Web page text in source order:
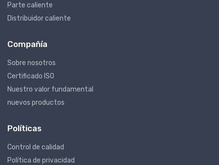
Parte caliente
Distribuidor caliente
Compañía
Sobre nosotros
Certificado ISO
Nuestro valor fundamental
nuevos productos
Políticas
Control de calidad
Política de privacidad